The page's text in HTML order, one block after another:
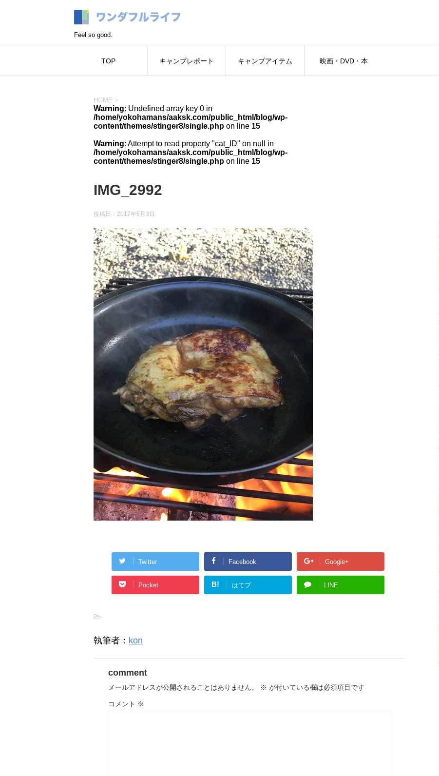
Feel so good.
TOP キャンプレポート キャンプアイテム 映画・DVD・本
HOME >
Warning: Undefined array key 0 in
/home/yokohamans/aaksk.com/public_html/blog/wp-
content/themes/stinger8/single.php on line 15
Warning: Attempt to read property "cat_ID" on null in
/home/yokohamans/aaksk.com/public_html/blog/wp-
content/themes/stinger8/single.php on line 15
IMG_2992
投稿日： 2017年6月3日
Twitter Facebook Google+
Pocket B! はてブ LINE
-
執筆者： kon
comment
メールアドレスが公開されることはありません。 ※ が付いている欄は必須項目です
コメント ※